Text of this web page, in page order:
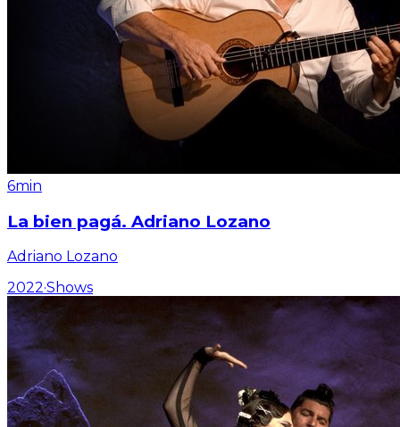
6min
La bien pagá. Adriano Lozano
Adriano Lozano
2022·Shows